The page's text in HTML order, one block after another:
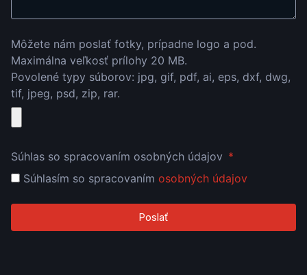
Môžete nám poslať fotky, prípadne logo a pod.
Maximálna veľkosť prílohy 20 MB.
Povolené typy súborov: jpg, gif, pdf, ai, eps, dxf, dwg,
tif, jpeg, psd, zip, rar.
Súhlas so spracovaním osobných údajov
Súhlasím so spracovaním osobných údajov
Poslať